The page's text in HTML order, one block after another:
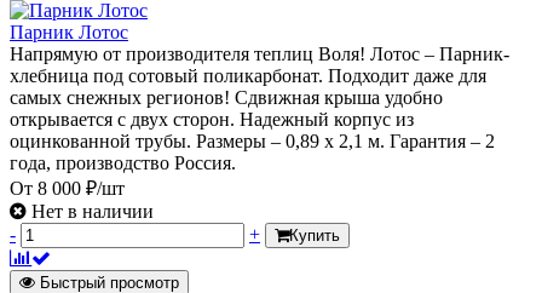
Парник Лотос
Напрямую от производителя теплиц Воля! Лотос – Парник-
хлебница под сотовый поликарбонат. Подходит даже для
самых снежных регионов! Сдвижная крыша удобно
открывается с двух сторон. Надежный корпус из
оцинкованной трубы. Размеры – 0,89 х 2,1 м. Гарантия – 2
года, производство Россия.
От 8 000 ₽/шт
Нет в наличии
-
+ Купить
Быстрый просмотр